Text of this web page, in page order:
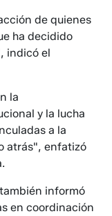
de quienes
ha decidido
indicó el
la
y la lucha
a la
atrás", enfatizó
informó
en coordinación